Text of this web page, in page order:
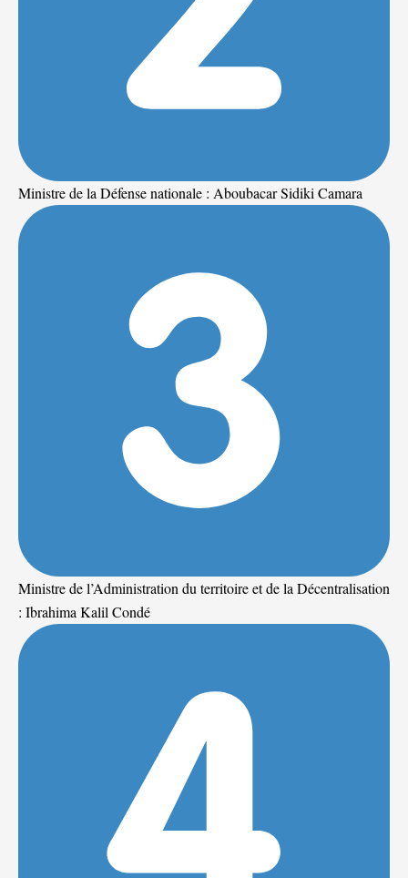
Ministre de la Défense nationale : Aboubacar Sidiki Camara
Ministre de l’Administration du territoire et de la Décentralisation
: Ibrahima Kalil Condé